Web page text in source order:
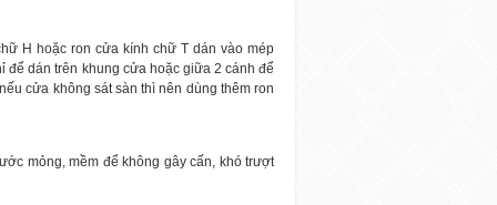
H hoặc ron cửa kính chữ T dán vào mép
để dán trên khung cửa hoặc giữa 2 cánh để
cửa không sát sàn thì nên dùng thêm ron
mỏng, mềm để không gây cấn, khó trượt